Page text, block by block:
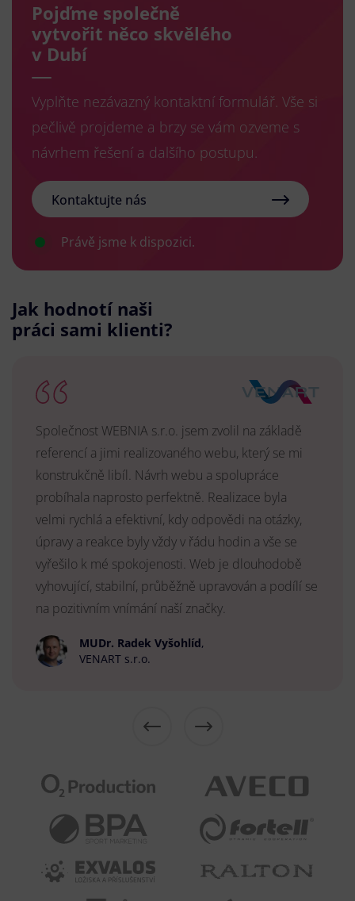
Pojďme společně
vytvořit něco skvělého
v Dubí
Vyplňte nezávazný kontaktní formulář. Vše si
pečlivě projdeme a brzy se vám ozveme s
návrhem řešení a dalšího postupu.
Kontaktujte nás
Právě jsme k dispozici.
Jak hodnotí naši
práci sami klienti?
Společnost WEBNIA s.r.o. jsem zvolil na základě
referencí a jimi realizovaného webu, který se mi
konstrukčně libíl. Návrh webu a spolupráce
probíhala naprosto perfektně. Realizace byla
velmi rychlá a efektivní, kdy odpovědi na otázky,
úpravy a reakce byly vždy v řádu hodin a vše se
vyřešilo k mé spokojenosti. Web je dlouhodobě
vyhovující, stabilní, průběžně upravován a podílí se
na pozitivním vnímání naší značky.
MUDr. Radek Vyšohlíd,
VENART s.r.o.